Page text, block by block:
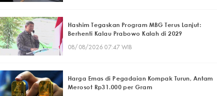
Hashim Tegaskan Program MBG Terus Lanjut:
Berhenti Kalau Prabowo Kalah di 2029
08/08/2026 07:47 WIB
Harga Emas di Pegadaian Kompak Turun, Antam
Merosot Rp31.000 per Gram